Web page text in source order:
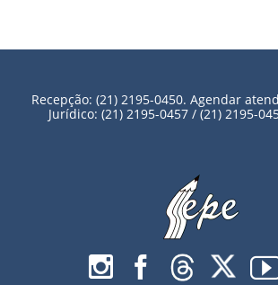
Recepção: (21) 2195-0450. Agendar
Jurídico: (21) 2195-0457 / (21) 2195-